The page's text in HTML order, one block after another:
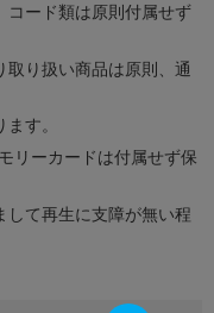
コード類は原則付属せず
り扱い商品は原則、通
す。
リーカードは付属せず保
して再生に支障が無い程